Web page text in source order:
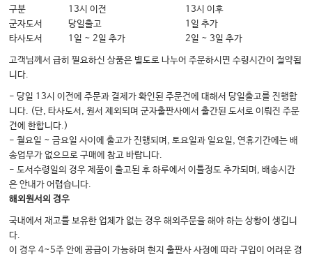
Chapter 03 어깨
1. 삼각근하활액낭염(어깨가 쑤시고 아플 때)
3. 이두근 손상(이두근 장두)
4. 극하근 손상(어깨 뒤쪽이 아프다)
5. 견쇄관절의 염좌
6. 오십견(유착성 활막염)
Chapter 04 팔꿈치
1. 외측상과염(테니스 엘보)
2. 팔꿈치 내측상과염(골프 엘보)
구분 13시 이전
13시 이후
군자도서
당일출고
1일 추가
타사도서
1일 ~ 2일 추가 2일 ~ 3일 추가
고객님께서 급히 필요하신 상품은 별도로 나누어 주문하시면 수령시간이 절약됩
니다.
- 당일 13시 이전에 주문과 결제가 확인된 주문건에 대해서 당일출고를 진행합
니다. (단, 타사도서, 원서 제외되며 군자출판사에서 출간된 도서로 이뤄진 주문
건에 한합니다.)
- 월요일 ~ 금요일 사이에 출고가 진행되며, 토요일과 일요일, 연휴기간에는 배
송업무가 없으므로 구매에 참고 바랍니다.
- 도서수령일의 경우 제품이 출고된 후 하루에서 이틀정도 추가되며, 배송시간
은 안내가 어렵습니다.
해외원서의 경우
국내에서 재고를 보유한 업체가 없는 경우 해외주문을 해야 하는 상황이 생깁니
다.
이 경우 4~5주 안에 공급이 가능하며 현지 출판사 사정에 따라 구입이 어려운 경